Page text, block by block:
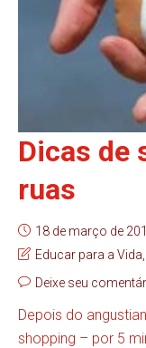
Dicas de
ruas
18 de março de
Educar para a Vida
Deixe seu
Depois do
shopping – por 5